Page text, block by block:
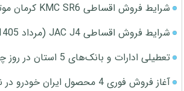
شرایط فروش اقساطی KMC SR6 کرمان موتور اعلام شد
شرایط فروش اقساطی JAC J4 (مرداد 1405)
تعطیلی ادارات و بانک‌های 5 استان در روز چهارشنبه
آغاز فروش فوری 4 محصول ایران خودرو در نمایندگی‌ها